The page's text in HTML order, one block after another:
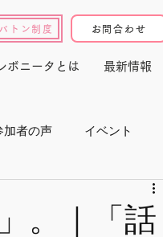
お問合わせ
ボニータとは 最新情報
トン制度
加者の声 イベント
。｜「話